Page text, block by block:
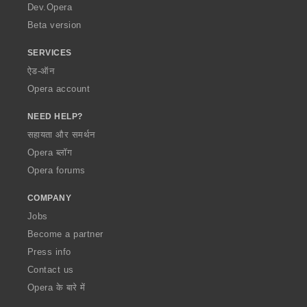
a
Dev.Opera
Beta version
SERVICES
ऐड-ऑन
Opera account
NEED HELP?
सहायता और समर्थन
Opera ब्लॉग
Opera forums
COMPANY
Jobs
Become a partner
Press info
Contact us
Opera के बारे में